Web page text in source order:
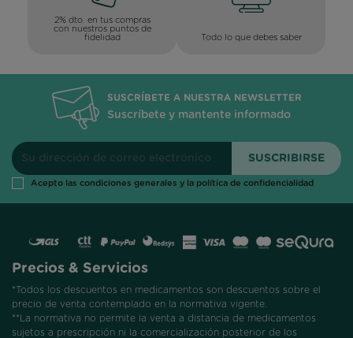
2% dto. en tus compras
con nuestros puntos de
fidelidad
Todo lo que debes saber
SUSCRÍBETE A NUESTRA NEWSLETTER
Suscríbete y mantente informado
Acepto las condiciones generales y la política de confidencialidad
Precios & Servicios
*Todos los descuentos en medicamentos son descuentos sobre el
precio de venta contemplado en la normativa vigente.
**La normativa no permite la venta a distancia de medicamentos
sujetos a prescripción ni la comercialización posterior de los